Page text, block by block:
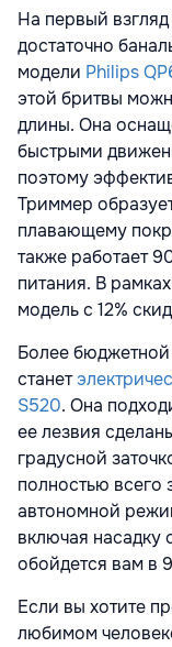
На первый
достаточно
модели Philips
этой бритвы
длины. Она
быстрыми
поэтому
Триммер
плавающему
также работает
питания. В
модель с 12%
Более
станет
S520. Она
ее лезвия
градусной
полностью всего
автономной
включая
обойдется вам в
Если вы хотите
любимом